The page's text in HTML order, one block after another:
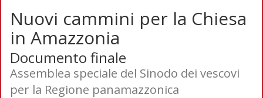
Nuovi cammini per la Chiesa
in Amazzonia
Documento finale
Assemblea speciale del Sinodo dei vescovi
per la Regione panamazzonica